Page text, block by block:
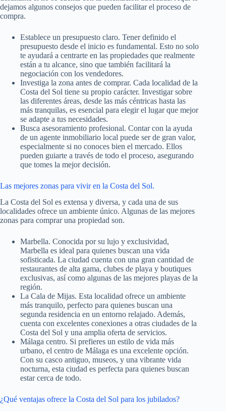
dejamos algunos consejos que pueden facilitar el proceso de
compra.
Establece un presupuesto claro. Tener definido el
presupuesto desde el inicio es fundamental. Esto no solo
te ayudará a centrarte en las propiedades que realmente
están a tu alcance, sino que también facilitará la
negociación con los vendedores.
Investiga la zona antes de comprar. Cada localidad de la
Costa del Sol tiene su propio carácter. Investigar sobre
las diferentes áreas, desde las más céntricas hasta las
más tranquilas, es esencial para elegir el lugar que mejor
se adapte a tus necesidades.
Busca asesoramiento profesional. Contar con la ayuda
de un agente inmobiliario local puede ser de gran valor,
especialmente si no conoces bien el mercado. Ellos
pueden guiarte a través de todo el proceso, asegurando
que tomes la mejor decisión.
Las mejores zonas para vivir en la Costa del Sol.
La Costa del Sol es extensa y diversa, y cada una de sus
localidades ofrece un ambiente único. Algunas de las mejores
zonas para comprar una propiedad son.
Marbella. Conocida por su lujo y exclusividad,
Marbella es ideal para quienes buscan una vida
sofisticada. La ciudad cuenta con una gran cantidad de
restaurantes de alta gama, clubes de playa y boutiques
exclusivas, así como algunas de las mejores playas de la
región.
La Cala de Mijas. Esta localidad ofrece un ambiente
más tranquilo, perfecto para quienes buscan una
segunda residencia en un entorno relajado. Además,
cuenta con excelentes conexiones a otras ciudades de la
Costa del Sol y una amplia oferta de servicios.
Málaga centro. Si prefieres un estilo de vida más
urbano, el centro de Málaga es una excelente opción.
Con su casco antiguo, museos, y una vibrante vida
nocturna, esta ciudad es perfecta para quienes buscan
estar cerca de todo.
¿Qué ventajas ofrece la Costa del Sol para los jubilados?